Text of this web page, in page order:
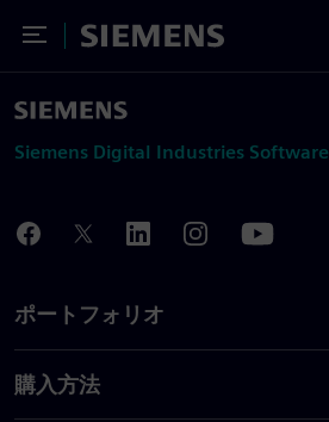
Toggle Menu
Siemens
Siemens Digital Industries Software
ポートフォリオ
購入方法